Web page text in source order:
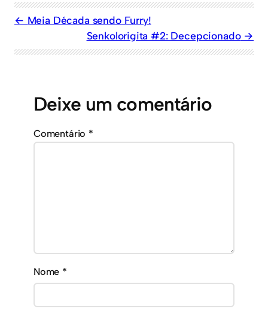
Meia Década sendo Furry!
Senkolorigita #2: Decepcionado
Deixe um comentário
Comentário *
Nome *